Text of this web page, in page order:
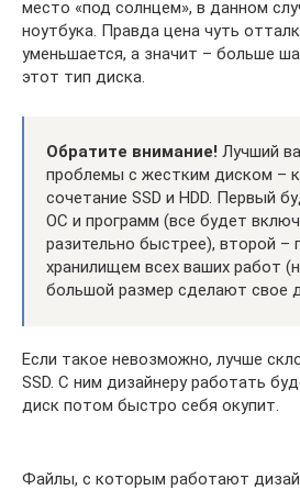
место «под солнцем», в данном
ноутбука. Правда цена чуть
уменьшается, а значит – больше
этот тип диска.
Обратите внимание! Лучший
проблемы с жестким диском –
сочетание SSD и HDD. Первый
ОС и программ (все будет
разительно быстрее), второй –
хранилищем всех ваших работ
большой размер сделают свое
Если такое невозможно, лучше
SSD. С ним дизайнеру работать
диск потом быстро себя окупит.
Файлы, с которым работают